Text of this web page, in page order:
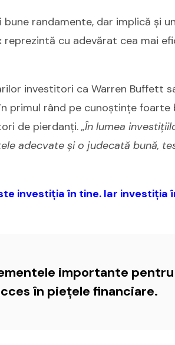
bune randamente, dar implică și
cu adevărat cea mai
investitori ca Warren Buffett
primul rând pe cunoștințe foarte
de pierdanți.„În lumea
adecvate și o judecată bună,
investiția în tine. Iar investiția
importante
în piețele financiare.